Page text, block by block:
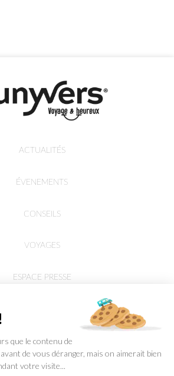
ACTUALITÉS
ÉVENEMENTS
CONSEILS
VOYAGES
ESPACE PRESSE
que le contenu de
de vous déranger, mais on aimerait bien
votre visite...